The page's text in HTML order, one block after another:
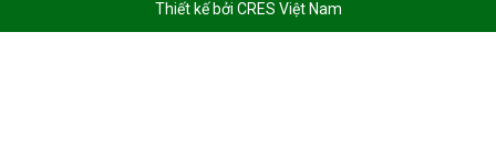
Thiết kế bởi CRES Việt Nam